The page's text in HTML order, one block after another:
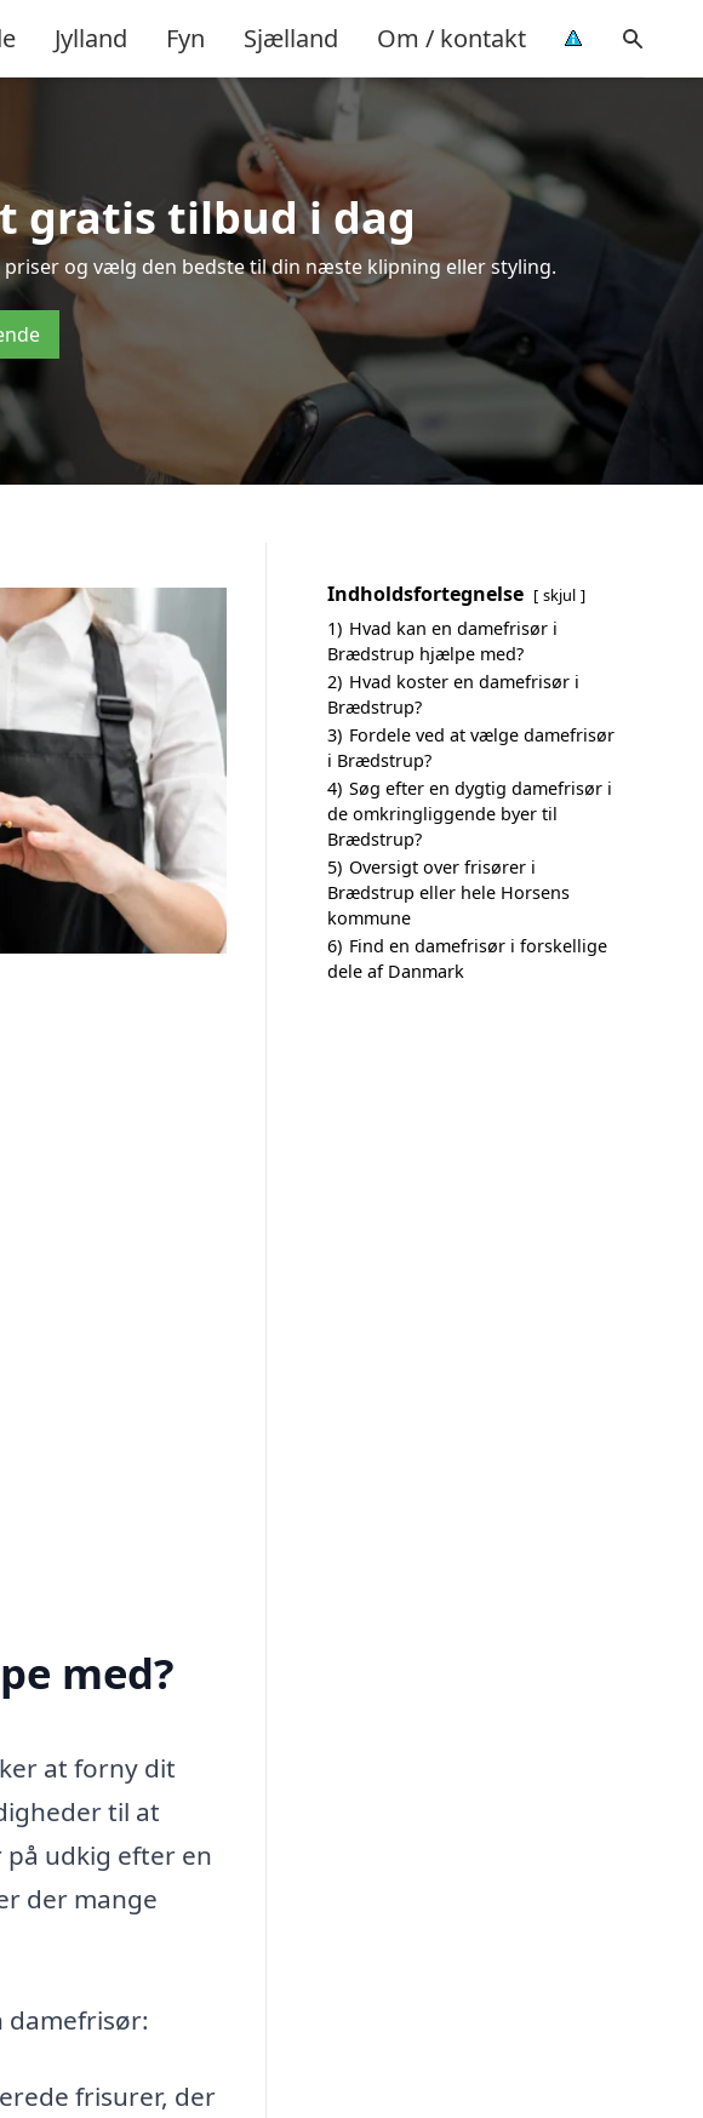
Jylland Fyn Sjælland Om / kontakt
gratis tilbud i dag
og vælg den bedste til din næste klipning eller styling.
med?
at forny dit
til at
udkig efter en
der mange
damefrisør:
frisurer, der
Indholdsfortegnelse skjul
1) Hvad kan en damefrisør i
Brædstrup hjælpe med?
2) Hvad koster en damefrisør i
Brædstrup?
3) Fordele ved at vælge damefrisør
i Brædstrup?
4) Søg efter en dygtig damefrisør i
de omkringliggende byer til
Brædstrup?
5) Oversigt over frisører i
Brædstrup eller hele Horsens
kommune
6) Find en damefrisør i forskellige
dele af Danmark